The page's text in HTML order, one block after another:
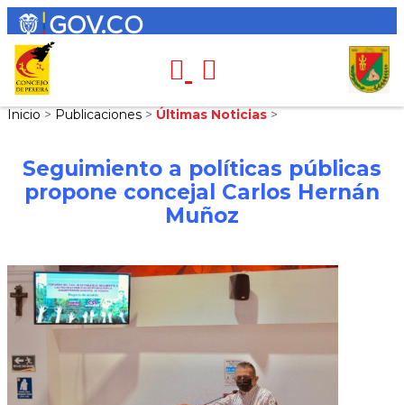
Inicio > Publicaciones > Últimas Noticias >
Seguimiento a políticas públicas
propone concejal Carlos Hernán
Muñoz